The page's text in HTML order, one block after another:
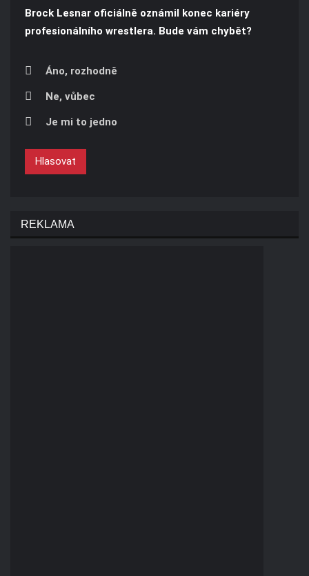
Brock Lesnar oficiálně oznámil konec kariéry
profesionálního wrestlera. Bude vám chybět?
Áno, rozhodně
Ne, vůbec
Je mi to jedno
Hlasovat
REKLAMA